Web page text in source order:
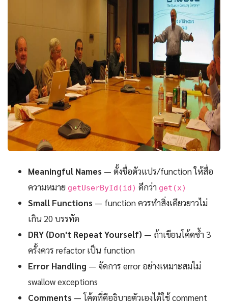
Meaningful Names — ตั้งชื่อตัวแปร/function ให้สื่อ
ความหมาย getUserById(id) ดีกว่า get(x)
Small Functions — function ควรทำสิ่งเดียวยาวไม่
เกิน 20 บรรทัด
DRY (Don't Repeat Yourself) — ถ้าเขียนโค้ดซ้ำ 3
ครั้งควร refactor เป็น function
Error Handling — จัดการ error อย่างเหมาะสมไม่
swallow exceptions
Comments — โค้ดที่ดีอธิบายตัวเองได้ใช้ comment